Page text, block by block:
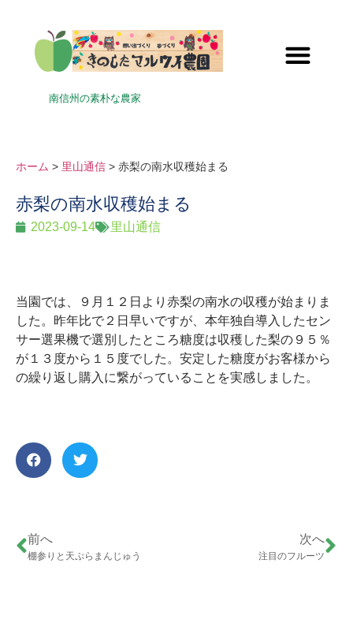
南信州の素朴な農家
ホーム > 里山通信 > 赤梨の南水収穫始まる
赤梨の南水収穫始まる
2023-09-14 里山通信
当園では、９月１２日より赤梨の南水の収穫が始まりま
した。昨年比で２日早いですが、本年独自導入したセン
サー選果機で選別したところ糖度は収穫した梨の９５％
が１３度から１５度でした。安定した糖度がお客様から
の繰り返し購入に繋がっていることを実感しました。
前へ
棚参りと天ぷらまんじゅう
次へ
注目のフルーツ